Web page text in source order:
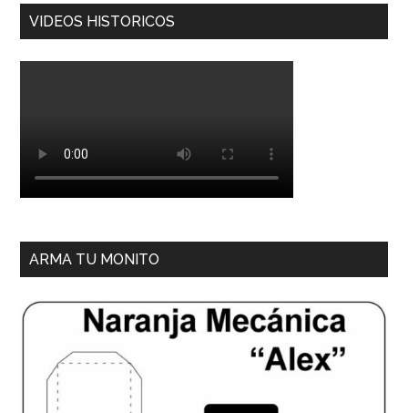
VIDEOS HISTORICOS
ARMA TU MONITO